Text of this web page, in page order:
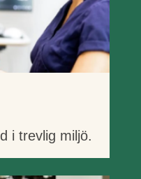
i trevlig miljö.